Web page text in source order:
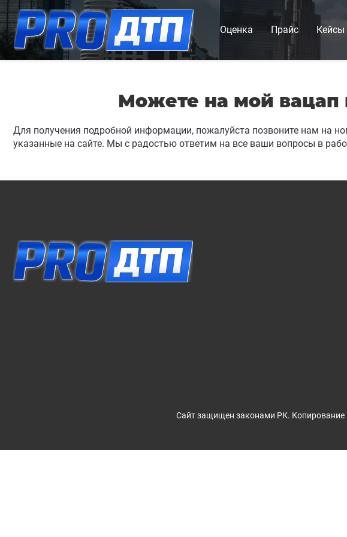
Оценка Прайс Кейсы
Можете на мой вацап
Для получения подробной информации, пожалуйста позвоните нам на
указанные на сайте. Мы с радостью ответим на все ваши вопросы в
Сайт защищен законами РК. Копирование